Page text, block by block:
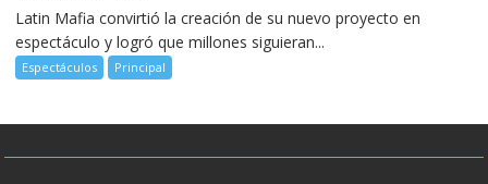
Latin Mafia convirtió la creación de su nuevo proyecto en
espectáculo y logró que millones siguieran...
Espectáculos Principal